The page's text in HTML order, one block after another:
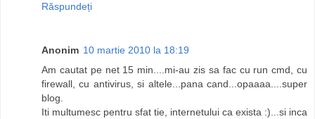
Răspundeți
Anonim 10 martie 2010 la 18:19
Am cautat pe net 15 min....mi-au zis sa fac cu run cmd, cu
firewall, cu antivirus, si altele...pana cand...opaaaa....super
blog.
Iti multumesc pentru sfat tie, internetului ca exista :)...si inca